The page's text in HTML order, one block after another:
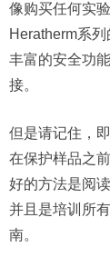
像购买任何实
Heratherm系
丰富的安全功
接。
但是请记住，
在保护样品之
好的方法是阅
并且是培训所
南。